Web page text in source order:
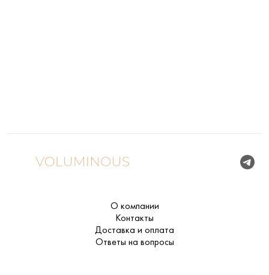
О компании
Контакты
Доставка и оплата
Ответы на вопросы